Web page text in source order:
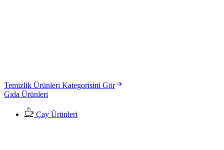
Temizlik Ürünleri Kategorisini Gör
Gıda Ürünleri
Çay Ürünleri